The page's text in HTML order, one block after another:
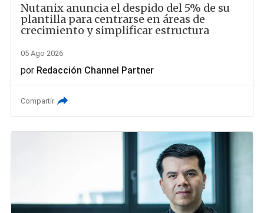
Nutanix anuncia el despido del 5% de su
plantilla para centrarse en áreas de
crecimiento y simplificar estructura
05 Ago 2026
por Redacción Channel Partner
Compartir